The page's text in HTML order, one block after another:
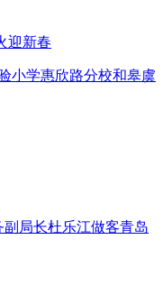
迎新春
小学惠欣路分校和皋虞
局长杜乐江做客青岛